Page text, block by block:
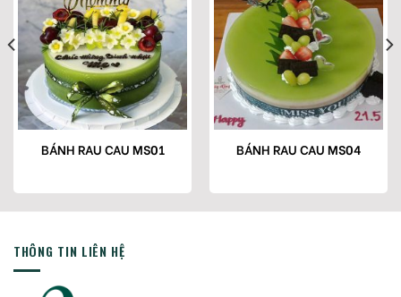
BÁNH RAU CAU MS01 BÁNH RAU CAU MS04
THÔNG TIN LIÊN HỆ